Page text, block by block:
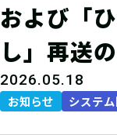
および「
し」再送
2026.05.18
お知らせ システ